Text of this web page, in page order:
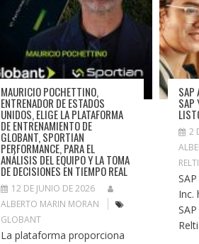
MAURICIO POCHETTINO,
ENTRENADOR DE ESTADOS
UNIDOS, ELIGE LA PLATAFORMA
DE ENTRENAMIENTO DE
GLOBANT, SPORTIAN
PERFORMANCE, PARA EL
ANÁLISIS DEL EQUIPO Y LA TOMA
DE DECISIONES EN TIEMPO REAL
12 DE JUNIO DE 2026
ALBERTO MARIN MORAN
GLOBANT
La plataforma proporciona
SAP
SAP
2
Inc.